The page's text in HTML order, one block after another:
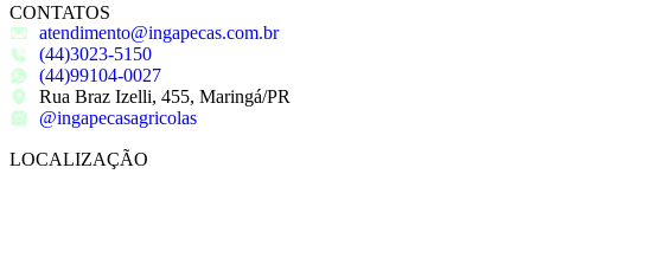
CONTATOS
atendimento@ingapecas.com.br
(44)3023-5150
(44)99104-0027
Rua Braz Izelli, 455, Maringá/PR
@ingapecasagricolas
LOCALIZAÇÃO